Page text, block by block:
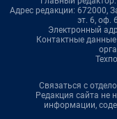
Адрес редакции: 672000,
эт. 6, оф.
Электронный
Контактные
Связаться с
Редакция сайта не
информации,